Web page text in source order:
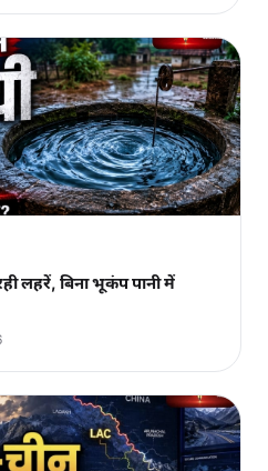
लहरें, बिना भूकंप पानी में